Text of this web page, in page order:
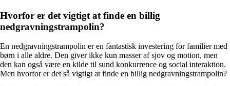
Hvorfor er det vigtigt at finde en billig
nedgravningstrampolin?
En nedgravningstrampolin er en fantastisk investering for familier med
børn i alle aldre. Den giver ikke kun masser af sjov og motion, men
den kan også være en kilde til sund konkurrence og social interaktion.
Men hvorfor er det så vigtigt at finde en billig nedgravningstrampolin?